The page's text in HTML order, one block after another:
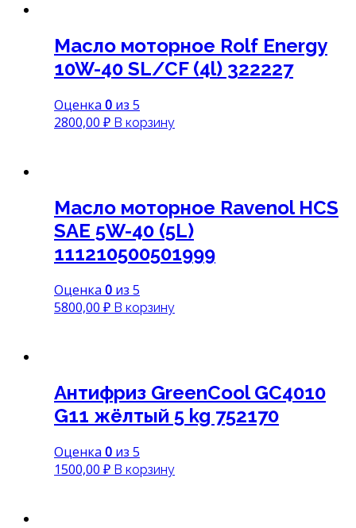
Масло моторное Rolf Energy
10W-40 SL/CF (4l) 322227
Оценка 0 из 5
2800,00 ₽ В корзину
Масло моторное Ravenol HCS
SAE 5W-40 (5L)
111210500501999
Оценка 0 из 5
5800,00 ₽ В корзину
Антифриз GreenCool GC4010
G11 жёлтый 5 kg 752170
Оценка 0 из 5
1500,00 ₽ В корзину